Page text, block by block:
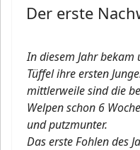
Der erste
In diesem Jahr bekam
Tüffel ihre ersten
mittlerweile sind die
Welpen schon 6
und putzmunter.
Das erste Fohlen des